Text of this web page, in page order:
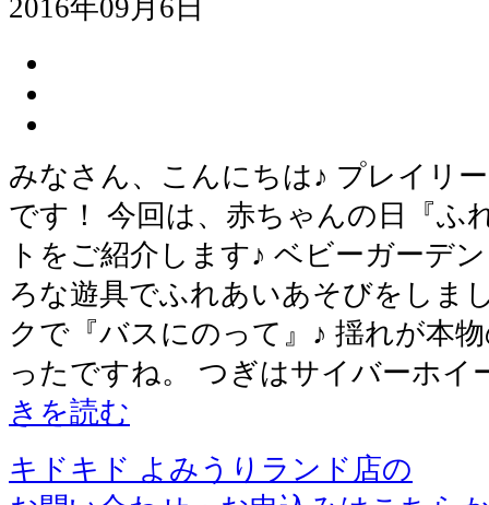
2016年09月6日
みなさん、こんにちは♪ プレイリ
です！ 今回は、赤ちゃんの日『ふ
トをご紹介します♪ ベビーガーデ
ろな遊具でふれあいあそびをしま
クで『バスにのって』♪ 揺れが本
ったですね。 つぎはサイバーホ
きを読む
キドキド よみうりランド店の